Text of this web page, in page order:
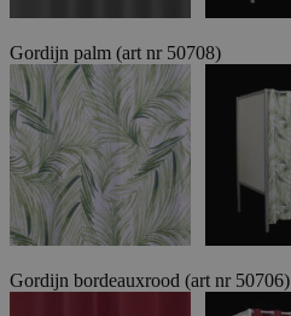
Gordijn palm (art nr 50708)
Gordijn bordeauxrood (art nr 50706)